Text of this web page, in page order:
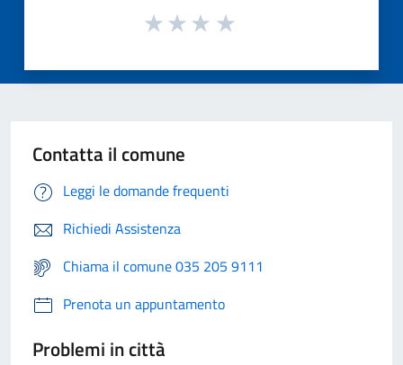
Contatta il comune
Leggi le domande frequenti
Richiedi Assistenza
Chiama il comune 035 205 9111
Prenota un appuntamento
Problemi in città